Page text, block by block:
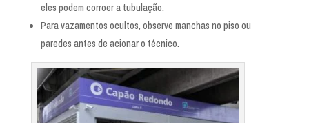
eles podem corroer a tubulação.
Para vazamentos ocultos, observe manchas no piso ou
paredes antes de acionar o técnico.